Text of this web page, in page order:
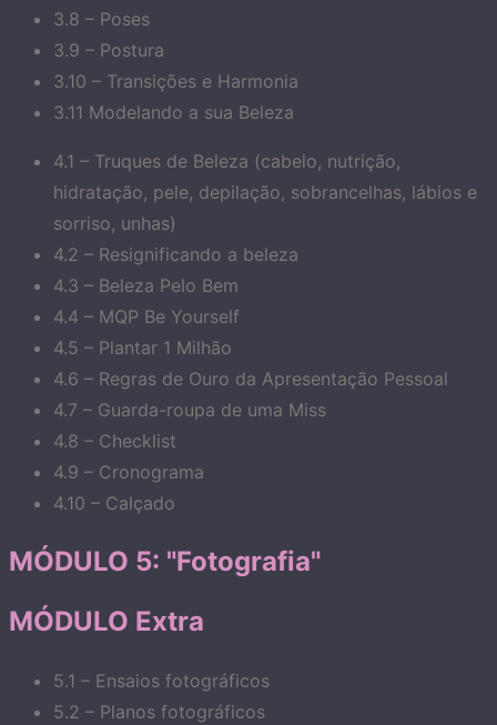
3.8 – Poses
3.9 – Postura
3.10 – Transições e Harmonia
3.11 Modelando a sua Beleza
4.1 – Truques de Beleza (cabelo, nutrição,
hidratação, pele, depilação, sobrancelhas, lábios e
sorriso, unhas)
4.2 – Resignificando a beleza
4.3 – Beleza Pelo Bem
4.4 – MQP Be Yourself
4.5 – Plantar 1 Milhão
4.6 – Regras de Ouro da Apresentação Pessoal
4.7 – Guarda-roupa de uma Miss
4.8 – Checklist
4.9 – Cronograma
4.10 – Calçado
MÓDULO 5: "Fotografia"
MÓDULO Extra
5.1 – Ensaios fotográficos
5.2 – Planos fotográficos